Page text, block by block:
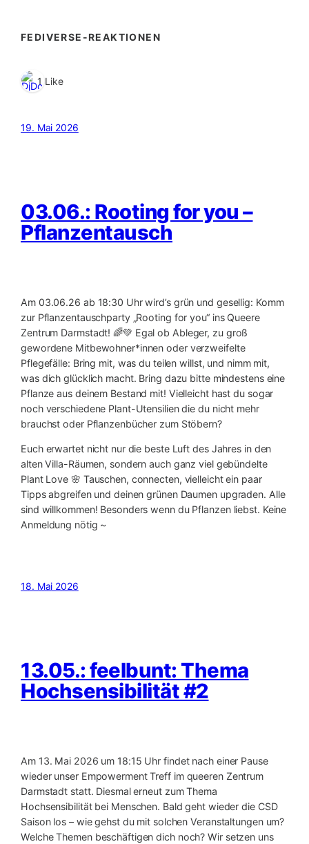
FEDIVERSE-REAKTIONEN
1 Like
19. Mai 2026
03.06.: Rooting for you –
Pflanzentausch
Am 03.06.26 ab 18:30 Uhr wird’s grün und gesellig: Komm
zur Pflanzentauschparty „Rooting for you“ ins Queere
Zentrum Darmstadt! 🌈💚 Egal ob Ableger, zu groß
gewordene Mitbewohner*innen oder verzweifelte
Pflegefälle: Bring mit, was du teilen willst, und nimm mit,
was dich glücklich macht. Bring dazu bitte mindestens eine
Pflanze aus deinem Bestand mit! Vielleicht hast du sogar
noch verschiedene Plant-Utensilien die du nicht mehr
brauchst oder Pflanzenbücher zum Stöbern?
Euch erwartet nicht nur die beste Luft des Jahres in den
alten Villa-Räumen, sondern auch ganz viel gebündelte
Plant Love 🌸 Tauschen, connecten, vielleicht ein paar
Tipps abgreifen und deinen grünen Daumen upgraden. Alle
sind willkommen! Besonders wenn du Pflanzen liebst. Keine
Anmeldung nötig ~
18. Mai 2026
13.05.: feelbunt: Thema
Hochsensibilität #2
Am 13. Mai 2026 um 18:15 Uhr findet nach einer Pause
wieder unser Empowerment Treff im queeren Zentrum
Darmstadt statt. Diesmal erneut zum Thema
Hochsensibilität bei Menschen. Bald geht wieder die CSD
Saison los – wie gehst du mit solchen Veranstaltungen um?
Welche Themen beschäftigen dich noch? Wir setzen uns